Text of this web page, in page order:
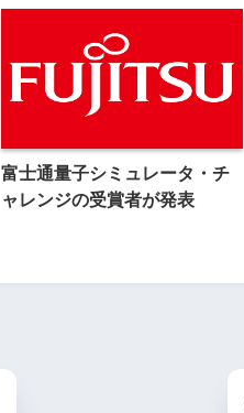
富士通量子シミュレータ・チ
ャレンジの受賞者が発表